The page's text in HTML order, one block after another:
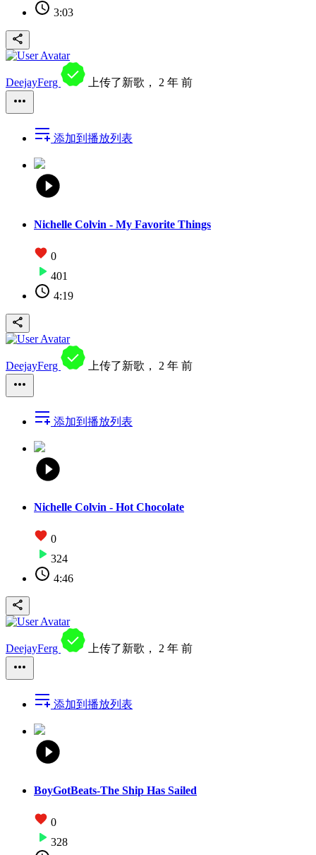
3:03
DeejayFerg 上传了新歌， 2 年 前
添加到播放列表
Nichelle Colvin - My Favorite Things
0
401
4:19
DeejayFerg 上传了新歌， 2 年 前
添加到播放列表
Nichelle Colvin - Hot Chocolate
0
324
4:46
DeejayFerg 上传了新歌，2 年 前
添加到播放列表
BoyGotBeats-The Ship Has Sailed
0
328